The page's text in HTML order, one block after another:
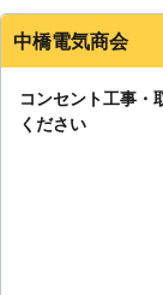
中橋電気商会
コンセント工事・
ください